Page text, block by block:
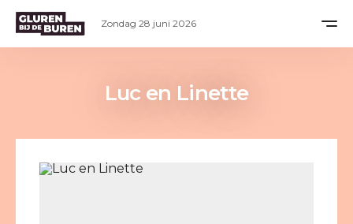
Luc en Linette
Zondag 28 juni 2026